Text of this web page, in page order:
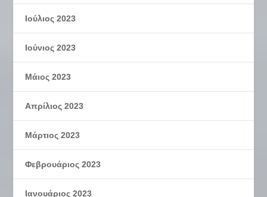
Ιούλιος 2023
Ιούνιος 2023
Μάιος 2023
Απρίλιος 2023
Μάρτιος 2023
Φεβρουάριος 2023
Ιανουάριος 2023